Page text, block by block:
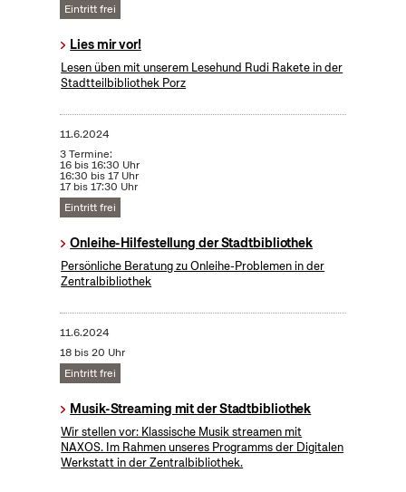
Eintritt frei
Lies mir vor!
Lesen üben mit unserem Lesehund Rudi Rakete in der
Stadtteilbibliothek Porz
11.6.2024
3 Termine:
16 bis 16:30 Uhr
16:30 bis 17 Uhr
17 bis 17:30 Uhr
Eintritt frei
Onleihe-Hilfestellung der Stadtbibliothek
Persönliche Beratung zu Onleihe-Problemen in der
Zentralbibliothek
11.6.2024
18 bis 20 Uhr
Eintritt frei
Musik-Streaming mit der Stadtbibliothek
Wir stellen vor: Klassische Musik streamen mit
NAXOS. Im Rahmen unseres Programms der Digitalen
Werkstatt in der Zentralbibliothek.